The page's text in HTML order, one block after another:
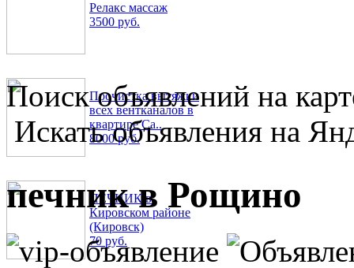
Релакс массаж
3500 руб.
Прочистка вытяжки
всех вентканалов в
квартире Са..
8000 руб.
ПЕЧНИК в
Кировском районе
(Кировск)
70 руб.
Поиск объявлений на
Искать объявления на
печник в Рощино